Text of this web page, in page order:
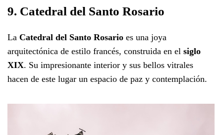
9. Catedral del Santo Rosario
La Catedral del Santo Rosario es una joya
arquitectónica de estilo francés, construida en el siglo
XIX. Su impresionante interior y sus bellos vitrales
hacen de este lugar un espacio de paz y contemplación.